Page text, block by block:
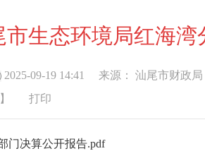
市生态环境局红海
2025-09-19 14:41 来源： 汕尾市财政局
打印
门决算公开报告.pdf